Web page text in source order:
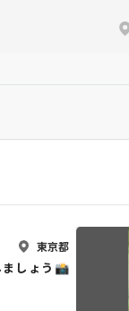
東京都
しょう📸